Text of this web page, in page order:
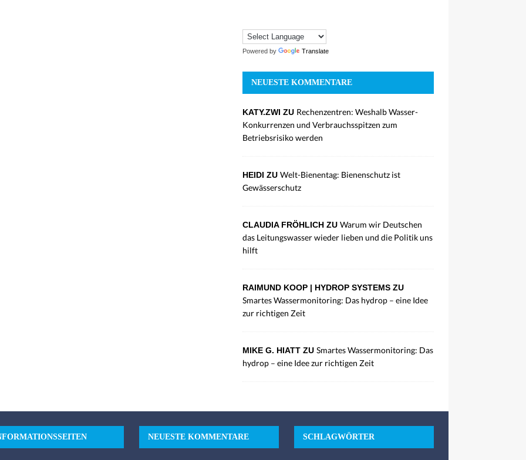
Powered by Translate
NEUESTE KOMMENTARE
KATY.ZWI ZU Rechenzentren: Weshalb Wasser-
Konkurrenzen und Verbrauchsspitzen zum
Betriebsrisiko werden
HEIDI ZU Welt-Bienentag: Bienenschutz ist
Gewässerschutz
CLAUDIA FRÖHLICH ZU Warum wir Deutschen
das Leitungswasser wieder lieben und die Politik uns
hilft
RAIMUND KOOP | HYDROP SYSTEMS ZU
Smartes Wassermonitoring: Das hydrop – eine Idee
zur richtigen Zeit
MIKE G. HIATT ZU Smartes Wassermonitoring: Das
hydrop – eine Idee zur richtigen Zeit
NEUESTE KOMMENTARE SCHLAGWÖRTER